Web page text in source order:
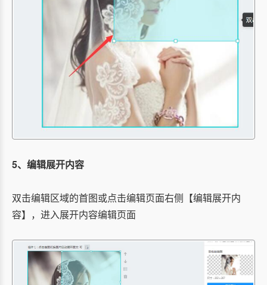
5、编辑展开内容
双击编辑区域的首图或点击编辑页面右侧【编辑展开内
容】，进入展开内容编辑页面